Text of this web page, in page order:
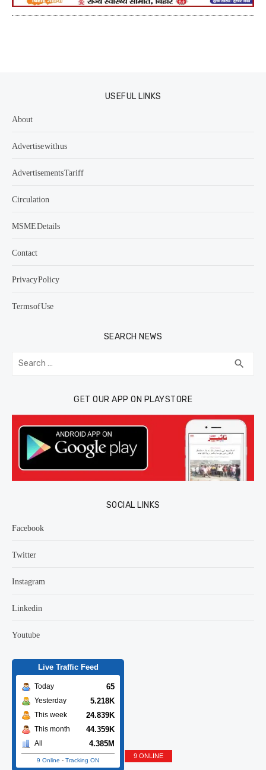
USEFUL LINKS
About
Advertise with us
Advertisements Tariff
Circulation
MSME Details
Contact
Privacy Policy
Terms of Use
SEARCH NEWS
Search
for: search
GET OUR APP ON PLAYSTORE
SOCIAL LINKS
Facebook
Twitter
Instagram
Linkedin
Youtube
Live Traffic Feed
Today 65
Yesterday 5.218K
This week 24.839K
This month 44.359K
All 4.385M
9 Online - Tracking ON
9 ONLINE